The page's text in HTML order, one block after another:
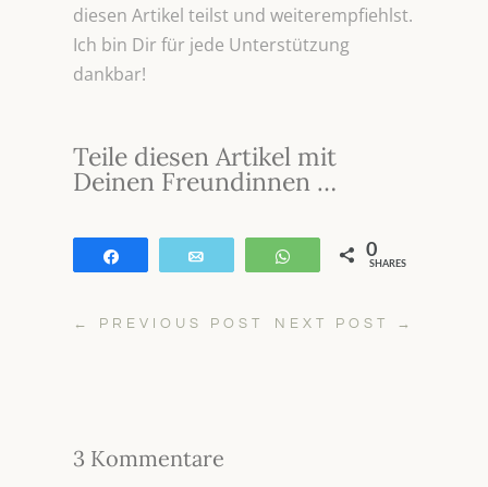
diesen Artikel teilst und weiterempfiehlst.
Ich bin Dir für jede Unterstützung
dankbar!
Teile diesen Artikel mit
Deinen Freundinnen …
WhatsApp
0
SHARES
← PREVIOUS POST NEXT POST →
3 Kommentare